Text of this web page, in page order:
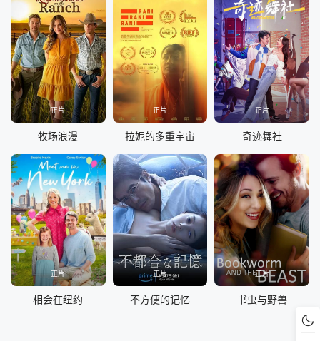
正片
牧场浪漫
正片
拉妮的多重宇宙
正片
奇迹舞社
正片
相会在纽约
正片
不方便的记忆
正片
书虫与野兽